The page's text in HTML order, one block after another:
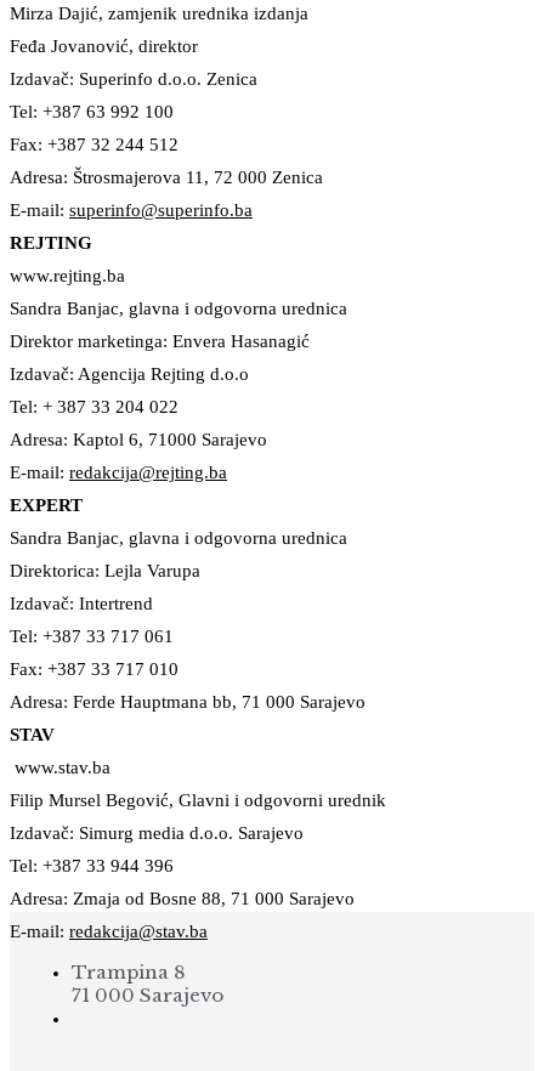
Mirza Dajić, zamjenik urednika izdanja
Feđa Jovanović, direktor
Izdavač: Superinfo d.o.o. Zenica
Tel: +387 63 992 100
Fax: +387 32 244 512
Adresa: Štrosmajerova 11, 72 000 Zenica
E-mail: superinfo@superinfo.ba
REJTING
www.rejting.ba
Sandra Banjac, glavna i odgovorna urednica
Direktor marketinga: Envera Hasanagić
Izdavač: Agencija Rejting d.o.o
Tel: + 387 33 204 022
Adresa: Kaptol 6, 71000 Sarajevo
E-mail: redakcija@rejting.ba
EXPERT
Sandra Banjac, glavna i odgovorna urednica
Direktorica: Lejla Varupa
Izdavač: Intertrend
Tel: +387 33 717 061
Fax: +387 33 717 010
Adresa: Ferde Hauptmana bb, 71 000 Sarajevo
STAV
www.stav.ba
Filip Mursel Begović, Glavni i odgovorni urednik
Izdavač: Simurg media d.o.o. Sarajevo
Tel: +387 33 944 396
Adresa: Zmaja od Bosne 88, 71 000 Sarajevo
E-mail: redakcija@stav.ba
Trampina 8
71 000 Sarajevo